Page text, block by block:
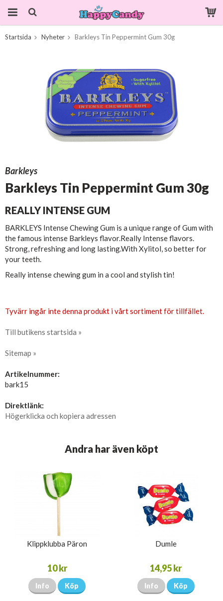
Startsida Nyheter Barkleys Tin Peppermint Gum 30g
Barkleys
Barkleys Tin Peppermint Gum 30g
REALLY INTENSE GUM
BARKLEYS Intense Chewing Gum is a unique range of Gum with
the famous intense Barkleys flavor.Really Intense flavors.
Strong, refreshing and long lasting.With Xylitol, so better for
your teeth.
Really intense chewing gum in a cool and stylish tin!
Tyvärr ingår inte denna produkt i vårt sortiment för tillfället.
Till butikens startsida »
Sitemap »
Artikelnummer:
bark15
Direktlänk:
Högerklicka och kopiera adressen
Andra har även köpt
Klippklubba Päron
10 kr
Info Köp
Dumle
14,95 kr
Info Köp